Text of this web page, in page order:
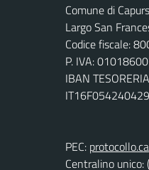
Comune di
Largo San
Codice fiscale:
P. IVA:
IBAN
PEC:
Centralino